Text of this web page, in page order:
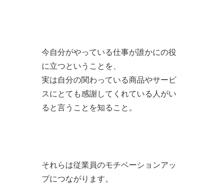
今自分がやっている仕事が誰かにの役
に立つということを、
実は自分の関わっている商品やサービ
スにとても感謝してくれている人がい
ると言うことを知ること。
それらは従業員のモチベーションアッ
プにつながります。